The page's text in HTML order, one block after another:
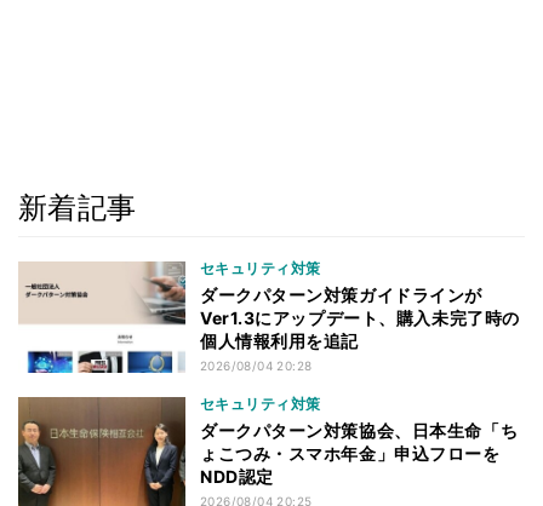
新着記事
セキュリティ対策
ダークパターン対策ガイドラインが
Ver1.3にアップデート、購入未完了時の
個人情報利用を追記
2026/08/04 20:28
セキュリティ対策
ダークパターン対策協会、日本生命「ち
ょこつみ・スマホ年金」申込フローを
NDD認定
2026/08/04 20:25